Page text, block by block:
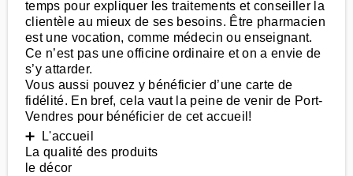
temps pour expliquer les traitements et conseiller la
clientèle au mieux de ses besoins. Être pharmacien
est une vocation, comme médecin ou enseignant.
Ce n’est pas une officine ordinaire et on a envie de
s’y attarder.
Vous aussi pouvez y bénéficier d’une carte de
fidélité. En bref, cela vaut la peine de venir de Port-
Vendres pour bénéficier de cet accueil!
➕ L'accueil
La qualité des produits
le décor